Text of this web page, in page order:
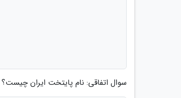
سوال اتفاقی: نام پایتخت ایران چیست؟